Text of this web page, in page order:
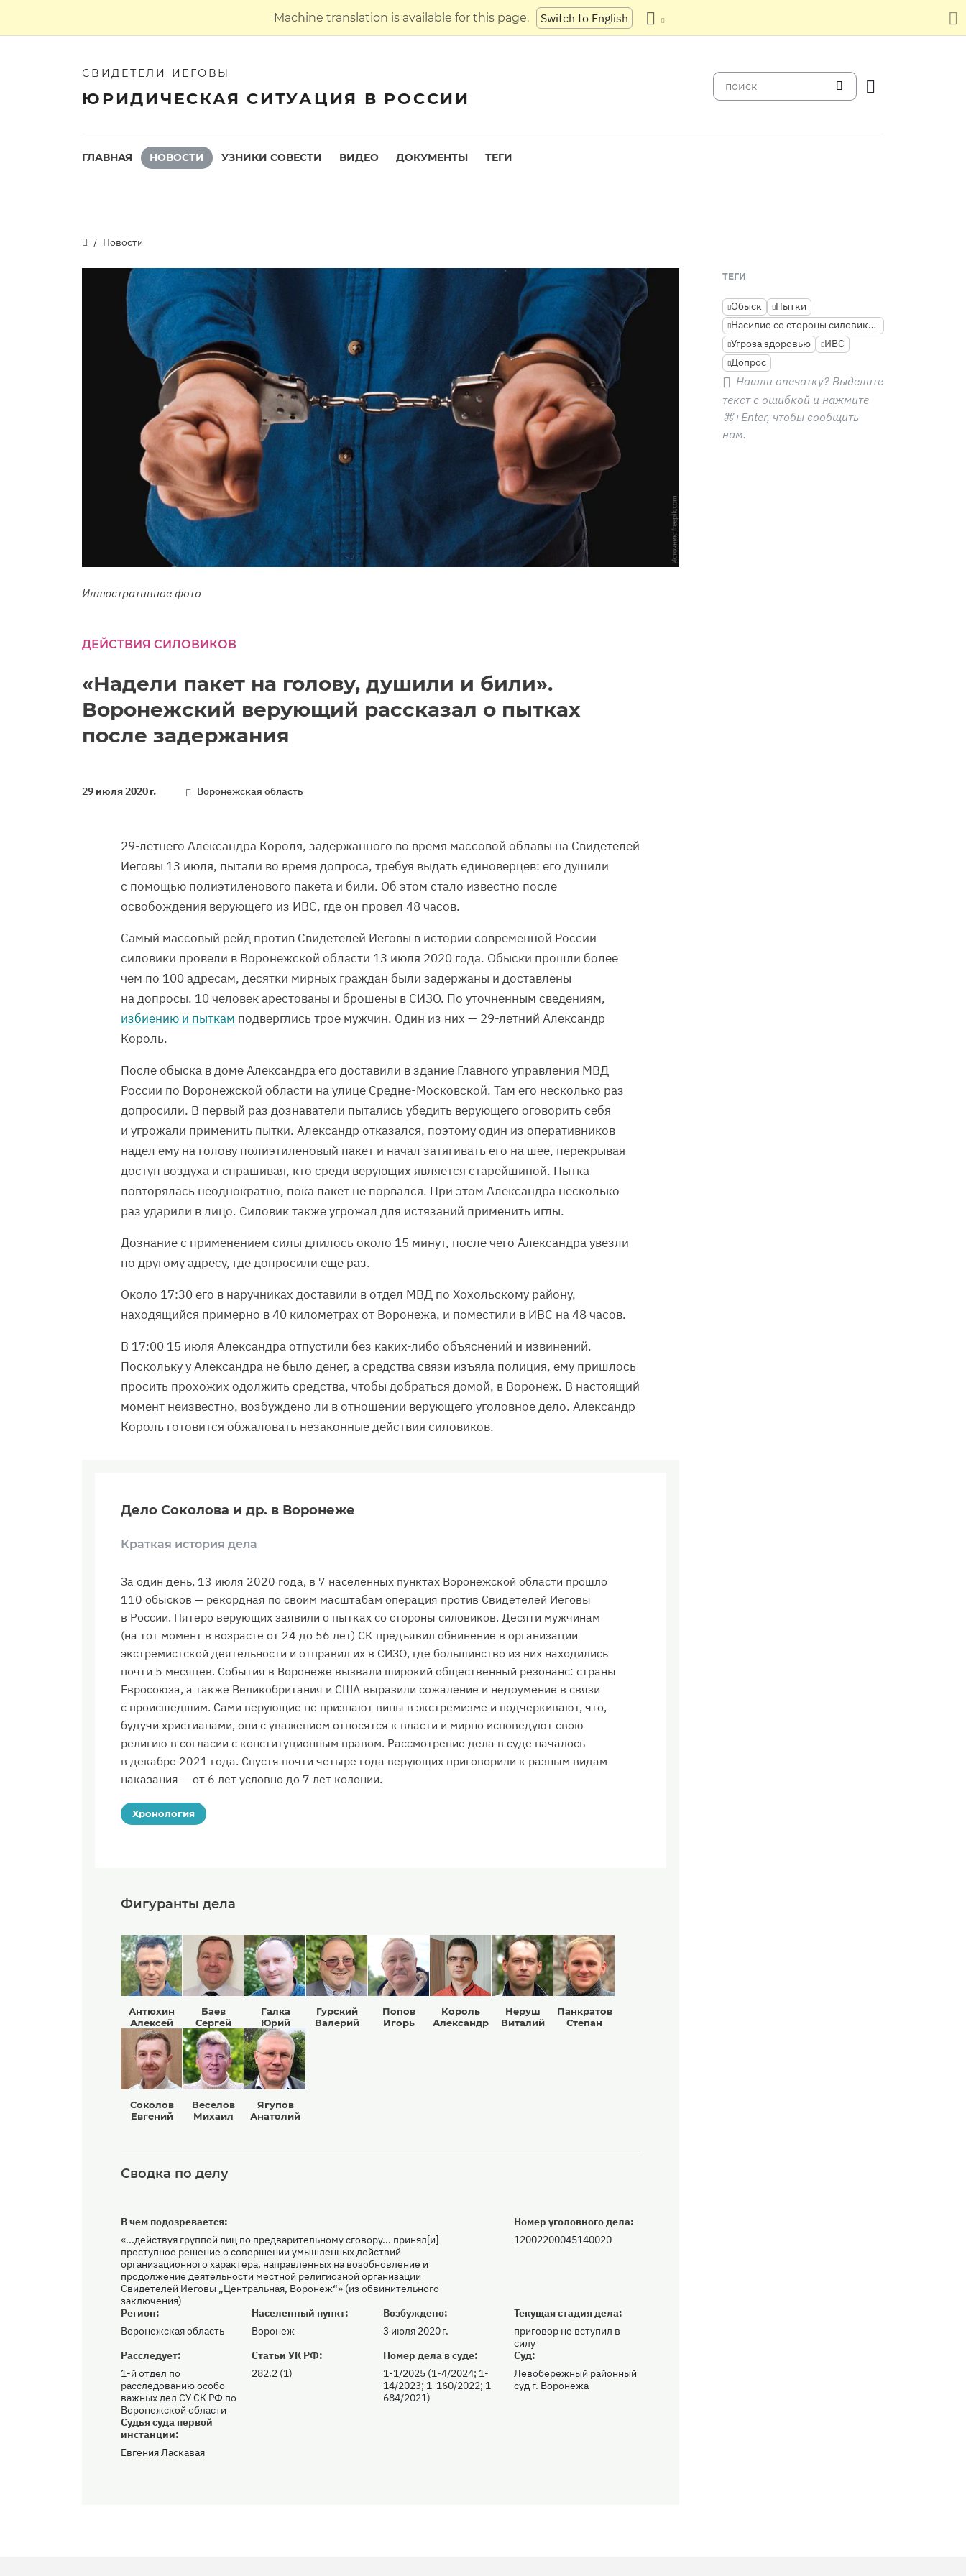
Machine translation is available for this page. Switch to English
СВИДЕТЕЛИ ИЕГОВЫ
ЮРИДИЧЕСКАЯ СИТУАЦИЯ В РОССИИ
ГЛАВНАЯ НОВОСТИ УЗНИКИ СОВЕСТИ ВИДЕО ДОКУМЕНТЫ ТЕГИ
Новости
Иллюстративное фото
ДЕЙСТВИЯ СИЛОВИКОВ
«Надели пакет на голову, душили и били».
Воронежский верующий рассказал о пытках
после задержания
29 июля 2020 г. Воронежская область
29-летнего Александра Короля, задержанного во время массовой облавы на Свидетелей
Иеговы 13 июля, пытали во время допроса, требуя выдать единоверцев: его душили
с помощью полиэтиленового пакета и били. Об этом стало известно после
освобождения верующего из ИВС, где он провел 48 часов.
Самый массовый рейд против Свидетелей Иеговы в истории современной России
силовики провели в Воронежской области 13 июля 2020 года. Обыски прошли более
чем по 100 адресам, десятки мирных граждан были задержаны и доставлены
на допросы. 10 человек арестованы и брошены в СИЗО. По уточненным сведениям,
избиению и пыткам подверглись трое мужчин. Один из них — 29-летний Александр
Король.
После обыска в доме Александра его доставили в здание Главного управления МВД
России по Воронежской области на улице Средне-Московской. Там его несколько раз
допросили. В первый раз дознаватели пытались убедить верующего оговорить себя
и угрожали применить пытки. Александр отказался, поэтому один из оперативников
надел ему на голову полиэтиленовый пакет и начал затягивать его на шее, перекрывая
доступ воздуха и спрашивая, кто среди верующих является старейшиной. Пытка
повторялась неоднократно, пока пакет не порвался. При этом Александра несколько
раз ударили в лицо. Силовик также угрожал для истязаний применить иглы.
Дознание с применением силы длилось около 15 минут, после чего Александра увезли
по другому адресу, где допросили еще раз.
Около 17:30 его в наручниках доставили в отдел МВД по Хохольскому району,
находящийся примерно в 40 километрах от Воронежа, и поместили в ИВС на 48 часов.
В 17:00 15 июля Александра отпустили без каких-либо объяснений и извинений.
Поскольку у Александра не было денег, а средства связи изъяла полиция, ему пришлось
просить прохожих одолжить средства, чтобы добраться домой, в Воронеж. В настоящий
момент неизвестно, возбуждено ли в отношении верующего уголовное дело. Александр
Король готовится обжаловать незаконные действия силовиков.
ТЕГИ
Обыск
Пытки
Насилие со стороны силовиков
Угроза здоровью
ИВС
Допрос
Нашли опечатку? Выделите
текст с ошибкой и нажмите
⌘+Enter, чтобы сообщить
нам.
Дело Соколова и др. в Воронеже
Краткая история дела
За один день, 13 июля 2020 года, в 7 населенных пунктах Воронежской области прошло
110 обысков — рекордная по своим масштабам операция против Свидетелей Иеговы
в России. Пятеро верующих заявили о пытках со стороны силовиков. Десяти мужчинам
(на тот момент в возрасте от 24 до 56 лет) СК предъявил обвинение в организации
экстремистской деятельности и отправил их в СИЗО, где большинство из них находились
почти 5 месяцев. События в Воронеже вызвали широкий общественный резонанс: страны
Евросоюза, а также Великобритания и США выразили сожаление и недоумение в связи
с происшедшим. Сами верующие не признают вины в экстремизме и подчеркивают, что,
будучи христианами, они с уважением относятся к власти и мирно исповедуют свою
религию в согласии с конституционным правом. Рассмотрение дела в суде началось
в декабре 2021 года. Спустя почти четыре года верующих приговорили к разным видам
наказания — от 6 лет условно до 7 лет колонии.
Хронология
Фигуранты дела
Антюхин
Алексей
Баев
Сергей
Галка
Юрий
Гурский
Валерий
Попов
Игорь
Король
Александр
Неруш
Виталий
Панкратов
Степан
Соколов
Евгений
Веселов
Михаил
Ягупов
Анатолий
Сводка по делу
Регион:
Воронежская область
Населенный пункт:
Воронеж
В чем подозревается:
«...действуя группой лиц по предварительному сговору... принял[и]
преступное решение о совершении умышленных действий
организационного характера, направленных на возобновление и
продолжение деятельности местной религиозной организации
Свидетелей Иеговы „Центральная, Воронеж“» (из обвинительного
заключения)
Номер уголовного дела:
12002200045140020
Возбуждено:
3 июля 2020 г.
Текущая стадия дела:
приговор не вступил в
силу
Расследует:
1-й отдел по
расследованию особо
важных дел СУ СК РФ по
Воронежской области
Статьи УК РФ:
282.2 (1)
Номер дела в суде:
1-1/2025 (1-4/2024; 1-
14/2023; 1-160/2022; 1-
684/2021)
Суд:
Левобережный районный
суд г. Воронежа
Судья суда первой
инстанции:
Евгения Ласкавая